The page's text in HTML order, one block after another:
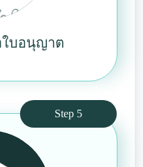
ใบอนุญาต
Step 5